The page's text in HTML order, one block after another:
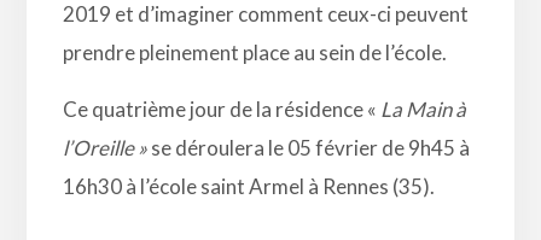
2019 et d’imaginer comment ceux-ci peuvent
prendre pleinement place au sein de l’école.
Ce quatrième jour de la résidence « La Main à
l’Oreille »se déroulera le 05 février de 9h45 à
16h30 à l’école saint Armel à Rennes (35).